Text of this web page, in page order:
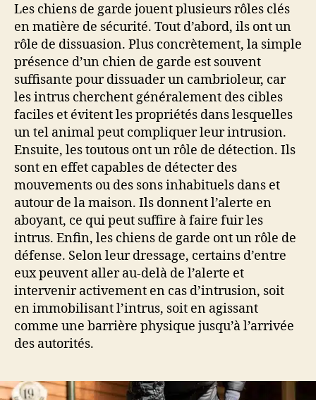
Les chiens de garde jouent plusieurs rôles clés
en matière de sécurité. Tout d’abord, ils ont un
rôle de dissuasion. Plus concrètement, la simple
présence d’un chien de garde est souvent
suffisante pour dissuader un cambrioleur, car
les intrus cherchent généralement des cibles
faciles et évitent les propriétés dans lesquelles
un tel animal peut compliquer leur intrusion.
Ensuite, les toutous ont un rôle de détection. Ils
sont en effet capables de détecter des
mouvements ou des sons inhabituels dans et
autour de la maison. Ils donnent l’alerte en
aboyant, ce qui peut suffire à faire fuir les
intrus. Enfin, les chiens de garde ont un rôle de
défense. Selon leur dressage, certains d’entre
eux peuvent aller au-delà de l’alerte et
intervenir activement en cas d’intrusion, soit
en immobilisant l’intrus, soit en agissant
comme une barrière physique jusqu’à l’arrivée
des autorités.